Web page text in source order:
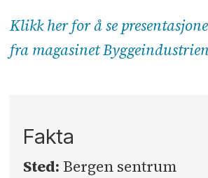
Klikk her for å se
fra magasinet
Fakta
Sted: Bergen sentrum